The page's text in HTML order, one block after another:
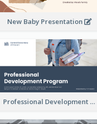
New Baby Presentation
Professional Development Program Presentation